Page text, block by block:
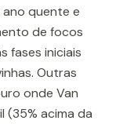
quente e
de focos
fases iniciais
Outras
onde Van
(35% acima da